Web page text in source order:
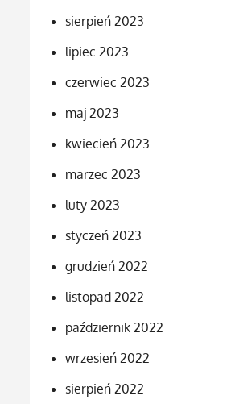
sierpień 2023
lipiec 2023
czerwiec 2023
maj 2023
kwiecień 2023
marzec 2023
luty 2023
styczeń 2023
grudzień 2022
listopad 2022
październik 2022
wrzesień 2022
sierpień 2022